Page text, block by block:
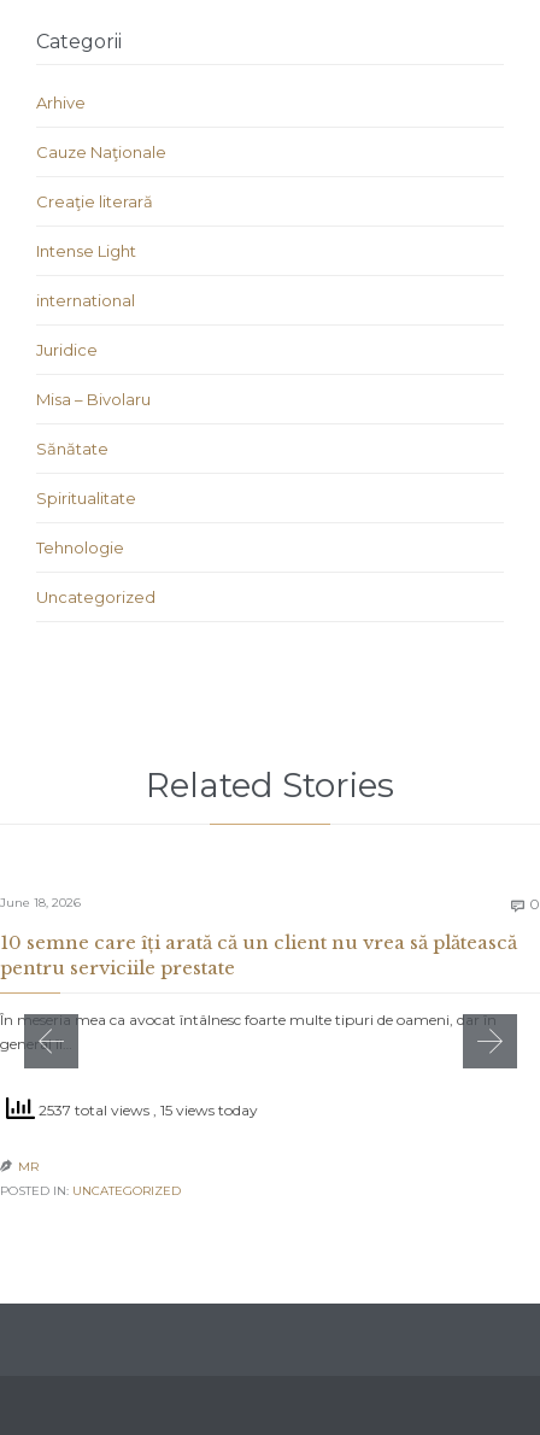
Categorii
Arhive
Cauze Naţionale
Creaţie literară
Intense Light
international
Juridice
Misa – Bivolaru
Sănătate
Spiritualitate
Tehnologie
Uncategorized
Related Stories
June 18, 2026  0
10 semne care îți arată că un client nu vrea să plătească
pentru serviciile prestate
În meseria mea ca avocat întâlnesc foarte multe tipuri de oameni, dar în
general îi…
2537 total views , 15 views today
 MR
POSTED IN: UNCATEGORIZED